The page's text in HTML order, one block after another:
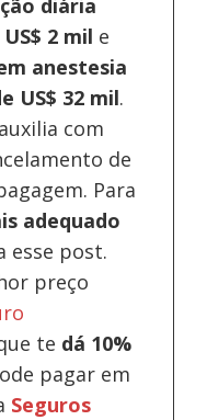
diária
2 mil e
anestesia
US$ 32 mil.
com
de
Para
adequado
esse post.
preço
te dá 10%
pagar em
Seguros